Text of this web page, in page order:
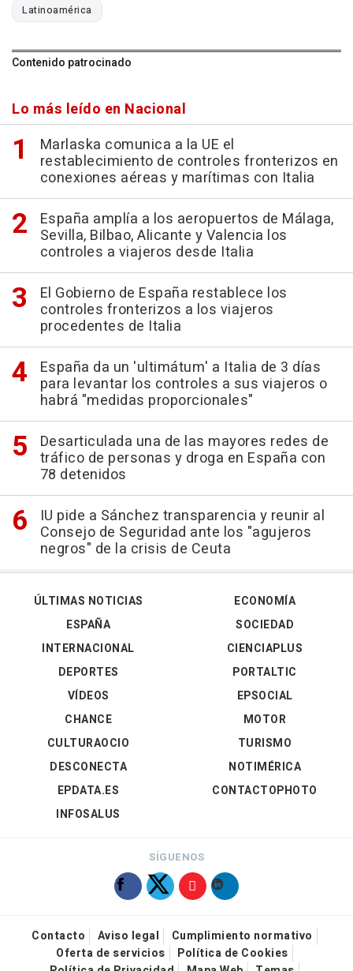
Latinoamérica
Contenido patrocinado
Lo más leído en Nacional
Marlaska comunica a la UE el
restablecimiento de controles fronterizos en
conexiones aéreas y marítimas con Italia
España amplía a los aeropuertos de Málaga,
Sevilla, Bilbao, Alicante y Valencia los
controles a viajeros desde Italia
El Gobierno de España restablece los
controles fronterizos a los viajeros
procedentes de Italia
España da un 'ultimátum' a Italia de 3 días
para levantar los controles a sus viajeros o
habrá "medidas proporcionales"
Desarticulada una de las mayores redes de
tráfico de personas y droga en España con
78 detenidos
IU pide a Sánchez transparencia y reunir al
Consejo de Seguridad ante los "agujeros
negros" de la crisis de Ceuta
ÚLTIMAS NOTICIAS
ESPAÑA
INTERNACIONAL
DEPORTES
VÍDEOS
ECONOMÍA
SOCIEDAD
CIENCIAPLUS
PORTALTIC
EPSOCIAL
CHANCE
CULTURAOCIO
DESCONECTA
EPDATA.ES
INFOSALUS
MOTOR
TURISMO
NOTIMÉRICA
CONTACTOPHOTO
SÍGUENOS
Contacto Aviso legal
Cumplimiento normativo
Oferta de servicios
Política de Cookies